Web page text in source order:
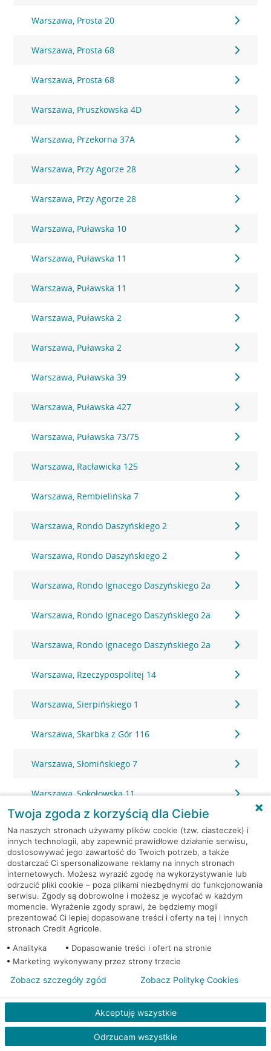
Warszawa, Prosta 20
Warszawa, Prosta 68
Warszawa, Prosta 68
Warszawa, Pruszkowska 4D
Warszawa, Przekorna 37A
Warszawa, Przy Agorze 28
Warszawa, Przy Agorze 28
Warszawa, Puławska 10
Warszawa, Puławska 11
Warszawa, Puławska 11
Warszawa, Puławska 2
Warszawa, Puławska 2
Warszawa, Puławska 39
Warszawa, Puławska 427
Warszawa, Puławska 73/75
Warszawa, Racławicka 125
Warszawa, Rembielińska 7
Warszawa, Rondo Daszyńskiego 2
Warszawa, Rondo Daszyńskiego 2
Warszawa, Rondo Ignacego Daszyńskiego 2a
Warszawa, Rondo Ignacego Daszyńskiego 2a
Warszawa, Rondo Ignacego Daszyńskiego 2a
Warszawa, Rzeczypospolitej 14
Warszawa, Sierpińskiego 1
Warszawa, Skarbka z Gór 116
Warszawa, Słomińskiego 7
Warszawa, Sokołowska 11
Warszawa, Solec 32/34
Warszawa, Solidarności 95
Warszawa, Stalowa 60/64
Warszawa, Stawki 6.
Warszawa, Strażacka 104
Warszawa, Światowida 17
Warszawa, Światowida 17
Twoja zgoda z korzyścią dla Ciebie
Na naszych stronach używamy plików cookie (tzw. ciasteczek) i
innych technologii, aby zapewnić prawidłowe działanie serwisu,
dostosowywać jego zawartość do Twoich potrzeb, a także
dostarczać Ci spersonalizowane reklamy na innych stronach
internetowych. Możesz wyrazić zgodę na wykorzystywanie lub
odrzucić pliki cookie – poza plikami niezbędnymi do funkcjonowania
serwisu. Zgody są dobrowolne i możesz je wycofać w każdym
momencie. Wyrażenie zgody sprawi, że będziemy mogli
prezentować Ci lepiej dopasowane treści i oferty na tej i innych
stronach Credit Agricole.
Analityka
Dopasowanie treści i ofert na stronie
Marketing wykonywany przez strony trzecie
Akceptuję wszystkie
Odrzucam wszystkie
Zobacz szczegóły zgód Zobacz Politykę Cookies